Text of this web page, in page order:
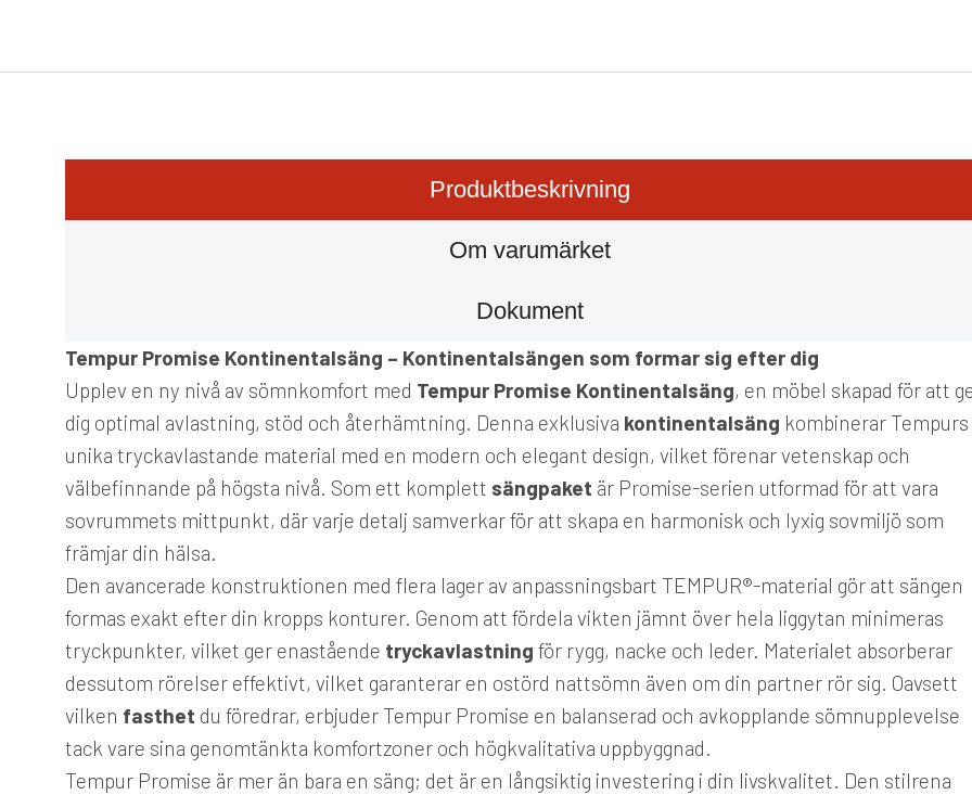
Produktbeskrivning
Om varumärket
Dokument
Tempur Promise Kontinentalsäng – Kontinentalsängen som formar sig efter dig
Upplev en ny nivå av sömnkomfort med Tempur Promise Kontinentalsäng, en möbel skapad för att
dig optimal avlastning, stöd och återhämtning. Denna exklusiva kontinentalsäng kombinerar Tempurs
unika tryckavlastande material med en modern och elegant design, vilket förenar vetenskap och
välbefinnande på högsta nivå. Som ett komplett sängpaket är Promise-serien utformad för att vara
sovrummets mittpunkt, där varje detalj samverkar för att skapa en harmonisk och lyxig sovmiljö som
främjar din hälsa.
Den avancerade konstruktionen med flera lager av anpassningsbart TEMPUR®-material gör att sängen
formas exakt efter din kropps konturer. Genom att fördela vikten jämnt över hela liggytan minimeras
tryckpunkter, vilket ger enastående tryckavlastning för rygg, nacke och leder. Materialet absorberar
dessutom rörelser effektivt, vilket garanterar en ostörd nattsömn även om din partner rör sig. Oavsett
vilken fasthet du föredrar, erbjuder Tempur Promise en balanserad och avkopplande sömnupplevelse
tack vare sina genomtänkta komfortzoner och högkvalitativa uppbyggnad.
Tempur Promise är mer än bara en säng; det är en långsiktig investering i din livskvalitet. Den stilrena